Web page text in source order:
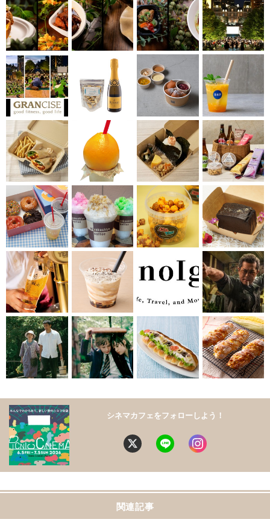
シネマカフェをフォローしよう！
関連記事